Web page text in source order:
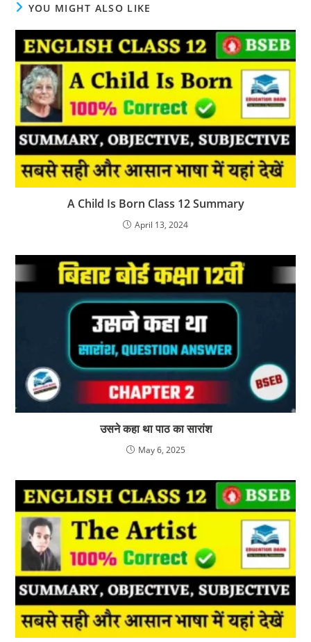
YOU MIGHT ALSO LIKE
A Child Is Born Class 12 Summary
April 13, 2024
उसने कहा था पाठ का सारांश
May 6, 2025